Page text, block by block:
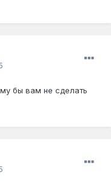
бы вам не сделать